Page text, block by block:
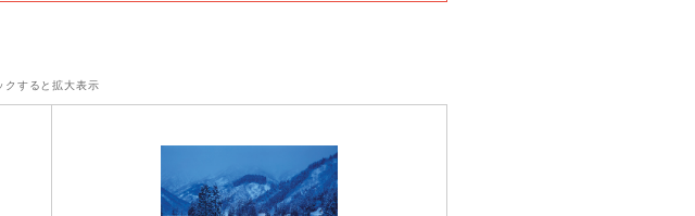
クすると拡大表示